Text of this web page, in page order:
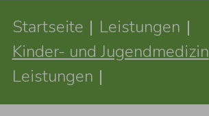
Startseite
Leistungen
Kinder- und Jugendmedizin
Leistungen